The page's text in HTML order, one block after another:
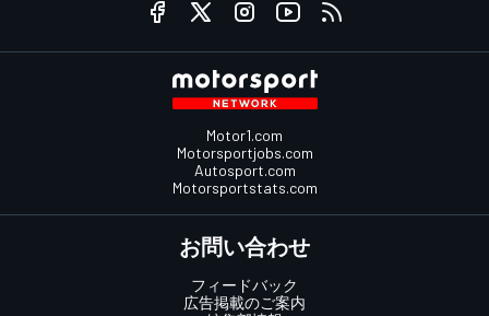
Motor1.com
Motorsportjobs.com
Autosport.com
Motorsportstats.com
お問い合わせ
フィードバック
広告掲載のご案内